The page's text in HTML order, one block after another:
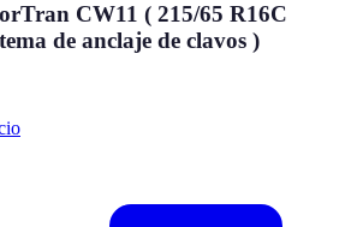
CW11 ( 215/65 R16C
de anclaje de clavos )